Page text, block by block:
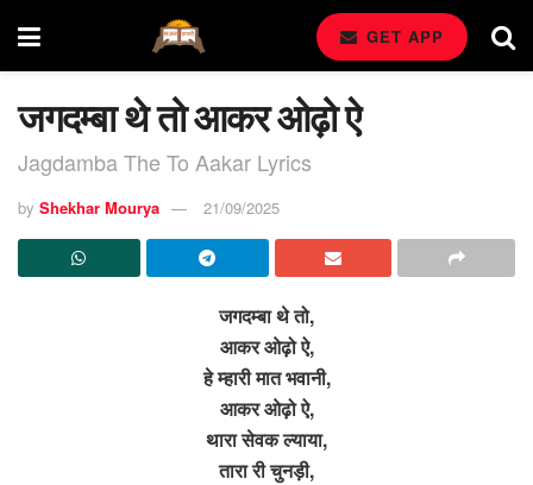
GET APP
जगदम्बा थे तो आकर ओढ़ो ऐ
Jagdamba The To Aakar Lyrics
by Shekhar Mourya 21/09/2025
जगदम्बा थे तो,
आकर ओढ़ो ऐ,
हे म्हारी मात भवानी,
आकर ओढ़ो ऐ,
थारा सेवक ल्याया,
तारा री चुनड़ी,